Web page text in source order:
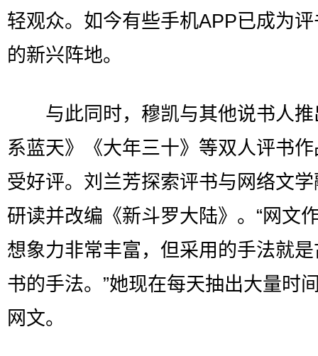
轻观众。如今有些手机APP已成为
的新兴阵地。
与此同时，穆凯与其他说书人推
系蓝天》《大年三十》等双人评书
受好评。刘兰芳探索评书与网络文
研读并改编《新斗罗大陆》。“网文
想象力非常丰富，但采用的手法就
书的手法。”她现在每天抽出大量时
网文。